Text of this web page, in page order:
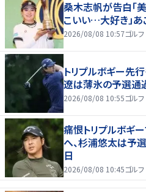
桑木志帆が告白「
こいい…大好き」あ
2026/08/08 10:57ゴルフ
トリプルボギー先
遼は薄氷の予選通
2026/08/08 10:55ゴルフ
痛恨トリプルボギ
へ、杉浦悠太は予
日
2026/08/08 10:45ゴルフ